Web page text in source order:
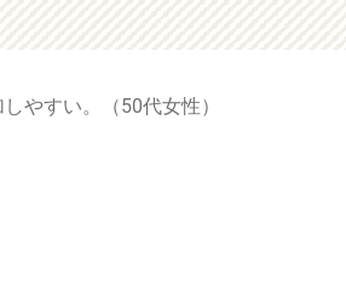
やすい。（50代女性）